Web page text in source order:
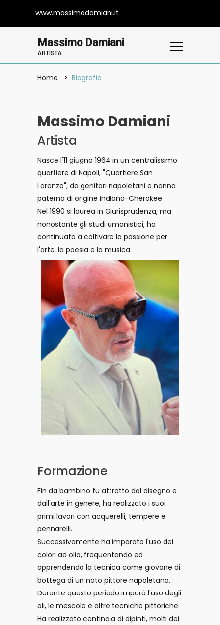
www.massimodamiani.it
Massimo Damiani
ARTISTA
Home Biografia
Massimo Damiani
Artista
Nasce l'11 giugno 1964 in un centralissimo
quartiere di Napoli, "Quartiere San
Lorenzo", da genitori napoletani e nonna
paterna di origine indiana-Cherokee.
Nel 1990 si laurea in Giurisprudenza, ma
nonostante gli studi umanistici, ha
continuato a coltivare la passione per
l'arte, la poesia e la musica.
Formazione
Fin da bambino fu attratto dal disegno e
dall'arte in genere, ha realizzato i suoi
primi lavori con acquerelli, tempere e
pennarelli.
Successivamente ha imparato l'uso dei
colori ad olio, frequentando ed
apprendendo la tecnica come giovane di
bottega di un noto pittore napoletano.
Durante questo periodo imparò l'uso degli
oli, le mescole e altre tecniche pittoriche.
Ha realizzato centinaia di dipinti, molti dei